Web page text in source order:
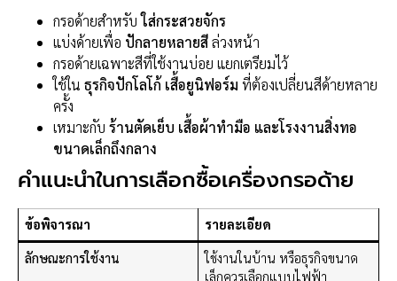
กรอด้ายสำหรับใส่กระสวยจักร
แบ่งด้ายเพื่อ ปักลายหลายสีล่วงหน้า
กรอด้ายเฉพาะสีที่ใช้งานบ่อย แยกเตรียมไว้
ใช้ใน ธุรกิจปักโลโก้ เสื้อยูนิฟอร์ม ที่ต้องเปลี่ยนสีด้ายหลาย
ครั้ง
เหมาะกับ ร้านตัดเย็บ เสื้อผ้าทำมือ และโรงงานสิ่งทอ
ขนาดเล็กถึงกลาง
คำแนะนำในการเลือกซื้อเครื่องกรอด้าย
ข้อพิจารณา รายละเอียด
ลักษณะการใช้งาน
ใช้งานในบ้าน หรือธุรกิจขนาด
เล็กควรเลือกแบบไฟฟ้า